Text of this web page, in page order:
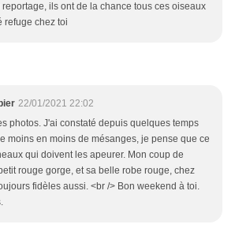
reportage, ils ont de la chance tous ces oiseaux
refuge chez toi
22/01/2021 22:02
photos. J'ai constaté depuis quelques temps
moins en moins de mésanges, je pense que ce
qui doivent les apeurer. Mon coup de
rouge gorge, et sa belle robe rouge, chez
fidèles aussi. <br /> Bon weekend à toi.